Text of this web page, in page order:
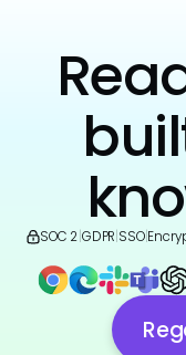
SOC 2|GDPR|SSO|